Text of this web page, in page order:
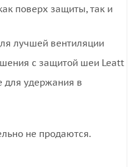
поверх защиты, так и
лучшей вентиляции
с защитой шеи Leatt
для удержания в
не продаются.